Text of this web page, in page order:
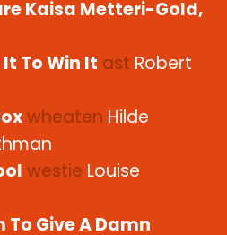
Kaisa Metteri-Gold,
It To Win It ast Robert
wheaten Hilde
westie Louise
To Give A Damn